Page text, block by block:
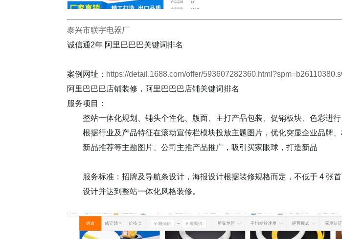
泰兴市联宇电器厂
诚信通2年 阿里巴巴巴关键词排名
案例网址： https://detail.1688.com/offer/
阿里巴巴巴店铺装修，阿里巴巴巴店铺关键词排名
服务项目：
整站一体化规划、铺头个性化、版面、主打产品包装、促销板块、色彩进
根据行业及产品特征在滚动宣传栏模块投放主题图片，优化突显企业品牌、
新品推荐等主题图片、公司主推产品推广，吸引买家眼球，打造新品
服务标准：招牌及导航条设计，海报设计根据装修规格而定，不低于 4 张
设计并达到整站一体化风格装修。